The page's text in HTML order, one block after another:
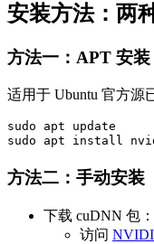
安装方法：两
方法一：APT 安装
适用于 Ubuntu 官方源
sudo apt update
sudo apt install
方法二：手动安装
​​下载 cuDNN 包​​：
访问